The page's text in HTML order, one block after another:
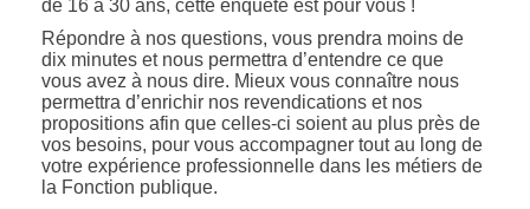
de 16 à 30 ans, cette enquête est pour vous !
Répondre à nos questions, vous prendra moins de
dix minutes et nous permettra d’entendre ce que
vous avez à nous dire. Mieux vous connaître nous
permettra d’enrichir nos revendications et nos
propositions afin que celles-ci soient au plus près de
vos besoins, pour vous accompagner tout au long de
votre expérience professionnelle dans les métiers de
la Fonction publique.